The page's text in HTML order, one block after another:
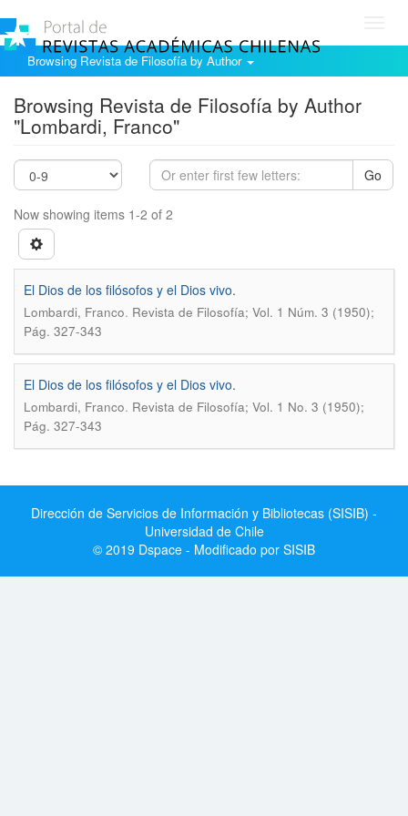
Browsing Revista de Filosofía by Author
Browsing Revista de Filosofía by Author
"Lombardi, Franco"
Go
Now showing items 1-2 of 2
El Dios de los filósofos y el Dios vivo.
Lombardi, Franco. Revista de Filosofía; Vol. 1 Núm. 3 (1950);
Pág. 327-343
El Dios de los filósofos y el Dios vivo.
Lombardi, Franco. Revista de Filosofía; Vol. 1 No. 3 (1950);
Pág. 327-343
Dirección de Servicios de Información y Bibliotecas (SISIB) -
Universidad de Chile
© 2019 Dspace - Modificado por SISIB